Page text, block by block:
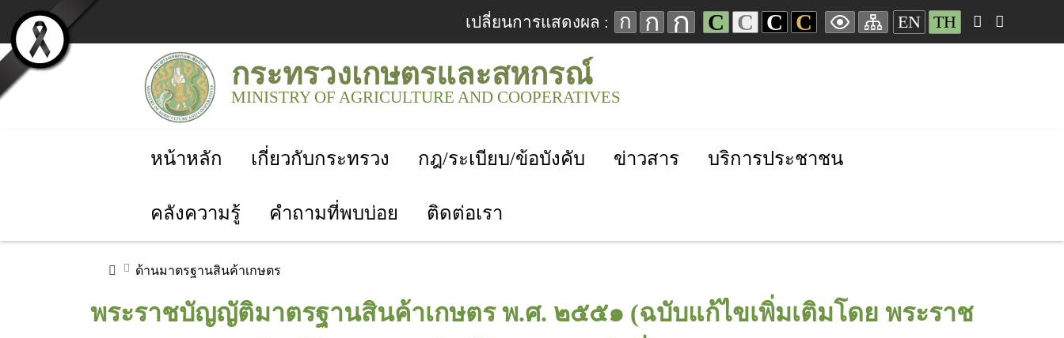
เปลี่ยนการแสดงผล : ก ก ก C C C C EN TH
กระทรวงเกษตรและสหกรณ์
MINISTRY OF AGRICULTURE AND COOPERATIVES
หน้าหลัก เกี่ยวกับกระทรวง กฎ/ระเบียบ/ข้อบังคับ ข่าวสาร บริการประชาชน
คลังความรู้ คำถามที่พบบ่อย ติดต่อเรา
ด้านมาตรฐานสินค้าเกษตร
พระราชบัญญัติมาตรฐานสินค้าเกษตร พ.ศ. ๒๕๕๑ (ฉบับแก้ไขเพิ่มเติมโดย พระราช